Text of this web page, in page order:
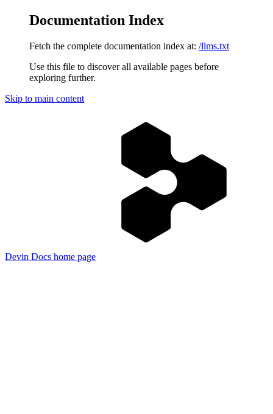
Documentation Index
Fetch the complete documentation index at: /llms.txt
Use this file to discover all available pages before
exploring further.
Skip to main content
Devin Docs home page